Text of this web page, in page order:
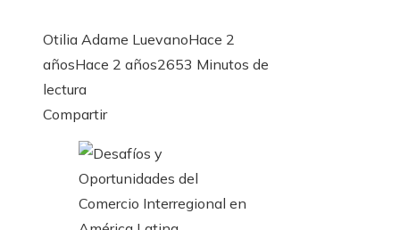
Otilia Adame LuevanoHace 2
añosHace 2 años2653 Minutos de
lectura
Facebook
Twitter
LinkedIn
Pinterest
Stumbleupon
Email
Compartir